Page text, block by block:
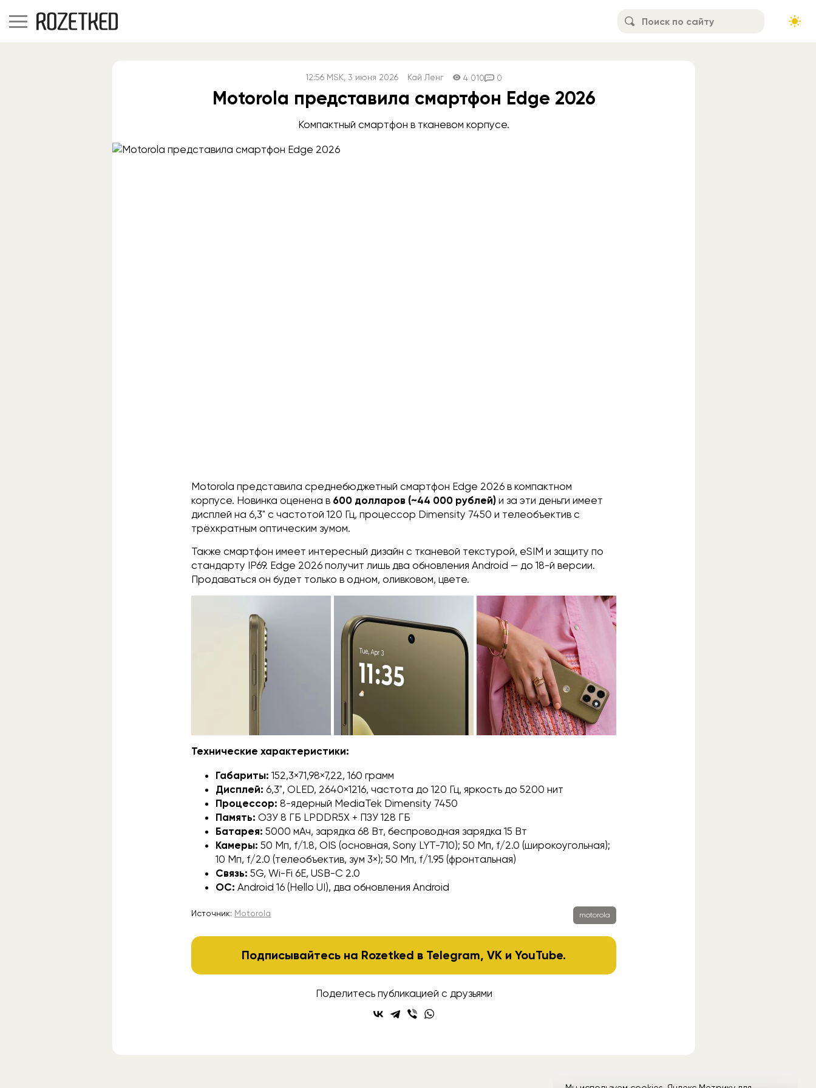
12:56 MSK , 3 июня 2026 Кай Ленг 4 010 0
Motorola представила смартфон Edge 2026
Компактный смартфон в тканевом корпусе.
Motorola представила среднебюджетный смартфон Edge 2026 в компактном
корпусе. Новинка оценена в 600 долларов (~44 000 рублей) и за эти деньги имеет
дисплей на 6,3" с частотой 120 Гц, процессор Dimensity 7450 и телеобъектив с
трёхкратным оптическим зумом.
Также смартфон имеет интересный дизайн с тканевой текстурой, eSIM и защиту по
стандарту IP69. Edge 2026 получит лишь два обновления Android — до 18-й версии.
Продаваться он будет только в одном, оливковом, цвете.
Технические характеристики:
Габариты: 152,3×71,98×7,22, 160 грамм
Дисплей: 6,3", OLED, 2640×1216, частота до 120 Гц, яркость до 5200 нит
Процессор: 8-ядерный MediaTek Dimensity 7450
Память: ОЗУ 8 ГБ LPDDR5X + ПЗУ 128 ГБ
Батарея:5000 мАч, зарядка 68 Вт, беспроводная зарядка 15 Вт
Камеры: 50 Мп, f/1.8, OIS (основная, Sony LYT-710); 50 Мп, f/2.0 (широкоугольная);
10 Мп, f/2.0 (телеобъектив, зум 3×); 50 Мп, f/1.95 (фронтальная)
Связь:5G, Wi-Fi 6E, USB-C 2.0
ОС: Android 16 (Hello UI), два обновления Android
Источник: Motorola motorola
Подписывайтесь на Rozetked в Telegram,VK иYouTube.
Поделитесь публикацией с друзьями